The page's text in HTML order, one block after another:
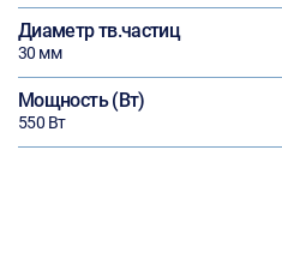
Диаметр тв.частиц
30 мм
Мощность (Вт)
550 Вт